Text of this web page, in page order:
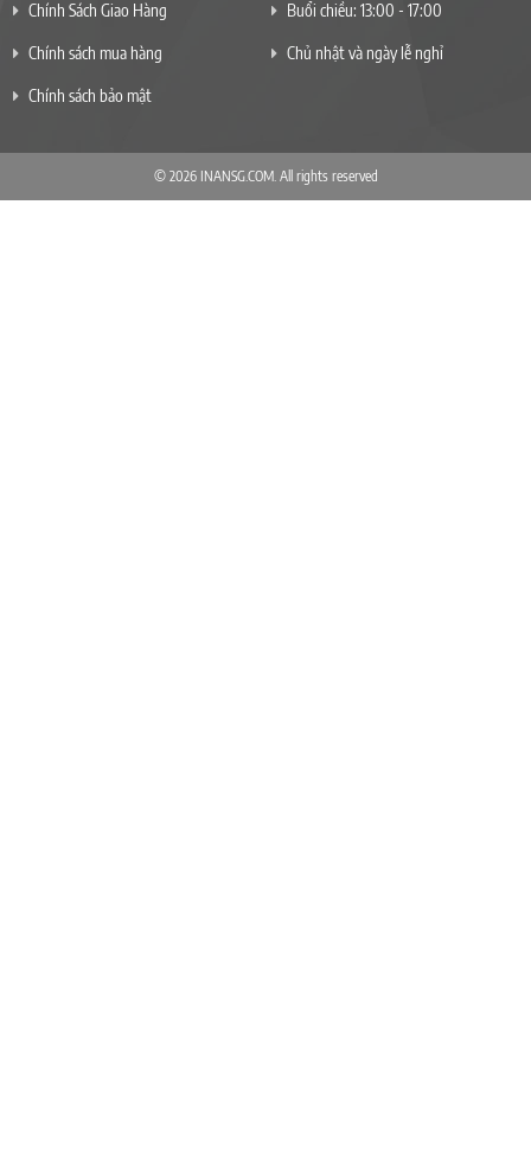
Chính Sách Giao Hàng
Chính sách mua hàng
Chính sách bảo mật
Buổi chiều: 13:00 - 17:00
Chủ nhật và ngày lễ nghỉ
© 2026 INANSG.COM. All rights reserved